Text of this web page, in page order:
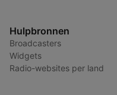
Hulpbronnen
Broadcasters
Widgets
Radio-websites per land